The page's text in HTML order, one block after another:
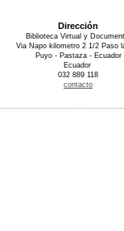
Dirección
Biblioteca Virtual y
Via Napo kilometro 2 1/2 Paso
Puyo - Pastaza - Ecuador
Ecuador
032 889 118
contacto